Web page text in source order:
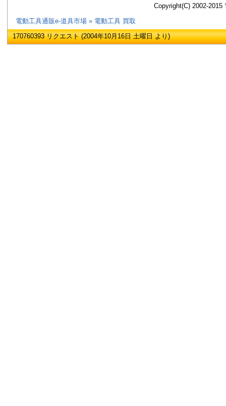
Copyright(C) 2002-
電動工具通販e-道具市場 » 電動工具 買取
170760393 リクエスト (2004年10月16日 土曜日 より)